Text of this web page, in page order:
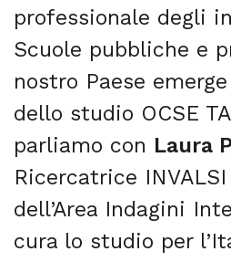
professionale degli
Scuole pubbliche e
nostro Paese
dello studio OCSE
parliamo con Laura
Ricercatrice
dell’Area Indagini
cura lo studio per